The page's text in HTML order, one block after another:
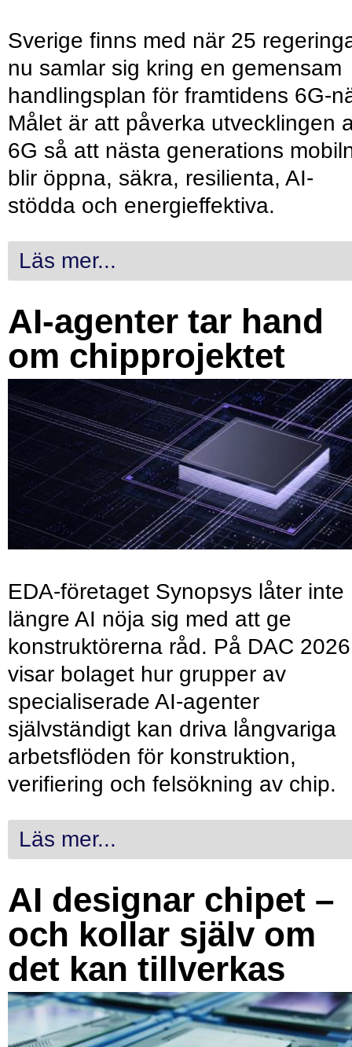
Sverige finns med när 25
nu samlar sig kring en gemensam
handlingsplan för framtidens 6G-
Målet är att påverka utvecklingen
6G så att nästa generations
blir öppna, säkra, resilienta, AI-
stödda och energieffektiva.
Läs mer...
AI-agenter tar hand
om chipprojektet
EDA-företaget Synopsys låter inte
längre AI nöja sig med att ge
konstruktörerna råd. På DAC 2026
visar bolaget hur grupper av
specialiserade AI-agenter
självständigt kan driva långvariga
arbetsflöden för konstruktion,
verifiering och felsökning av chip.
Läs mer...
AI designar chipet –
och kollar själv om
det kan tillverkas